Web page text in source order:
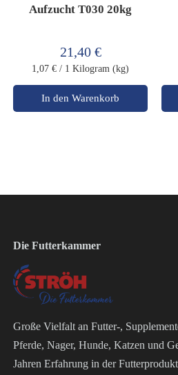
Aufzucht T030 20kg
21,40 €
1,07 € / 1 Kilogram (kg)
In den Warenkorb
Die Futterkammer
Große Vielfalt an Futter-,
Pferde, Nager, Hunde, Katzen und
Jahren Erfahrung in der